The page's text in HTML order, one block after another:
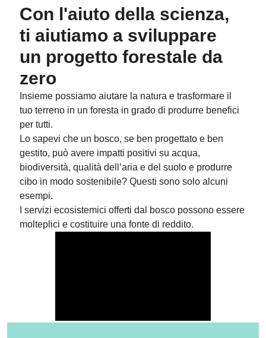
Con l'aiuto della scienza,
ti aiutiamo a sviluppare
un progetto forestale da
zero
Insieme possiamo aiutare la natura e trasformare il
tuo terreno in un foresta in grado di produrre benefici
per tutti.
Lo sapevi che un bosco, se ben progettato e ben
gestito, può avere impatti positivi suacqua,
biodiversità, qualità dell’aria e del suolo e produrre
cibo in modo sostenibile? Questi sono solo alcuni
esempi.
I servizi ecosistemiciofferti dal bosco possono essere
molteplici ecostituire una fonte di reddito.